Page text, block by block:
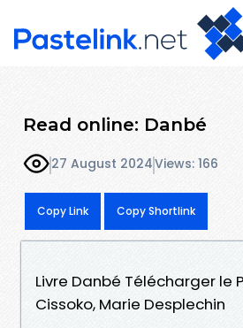
Read online: Danbé
27 August 2024Views: 166
Copy Link Copy Shortlink
Livre Danbé Télécharger le
Cissoko, Marie Desplechin